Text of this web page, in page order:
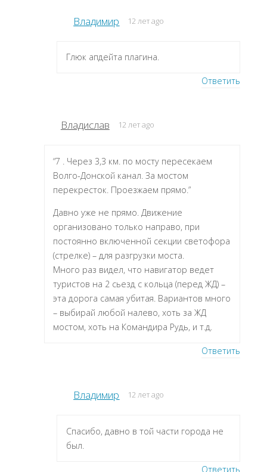
Владимир 12 лет ago
Глюк апдейта плагина.
Ответить
Владислав 12 лет ago
“7 . Через 3,3 км. по мосту пересекаем
Волго-Донской канал. За мостом
перекресток. Проезжаем прямо.”
Давно уже не прямо. Движение
организовано только направо, при
постоянно включенной секции светофора
(стрелке) – для разгрузки моста.
Много раз видел, что навигатор ведет
туристов на 2 сьезд с кольца (перед ЖД) –
эта дорога самая убитая. Вариантов много
– выбирай любой налево, хоть за ЖД
мостом, хоть на Командира Рудь, и т.д.
Ответить
Владимир 12 лет ago
Спасибо, давно в той части города не
был.
Ответить